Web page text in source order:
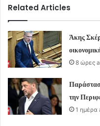
Related Articles
Άκης
8 ώρες
την
1 ημέρα